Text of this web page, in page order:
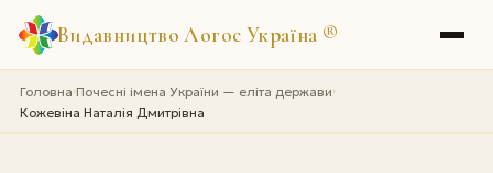
Видавництво Логос Україна ®
Головна›Почесні імена України — еліта держави›
Кожевіна Наталія Дмитрівна